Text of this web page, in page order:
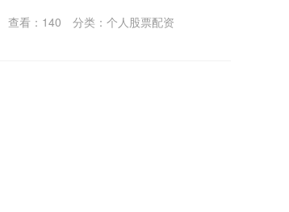
查看： 140 分类： 个人股票配资